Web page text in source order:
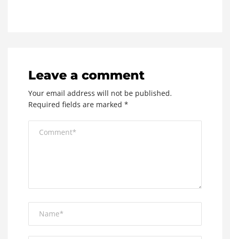
Leave a comment
Your email address will not be published.
Required fields are marked *